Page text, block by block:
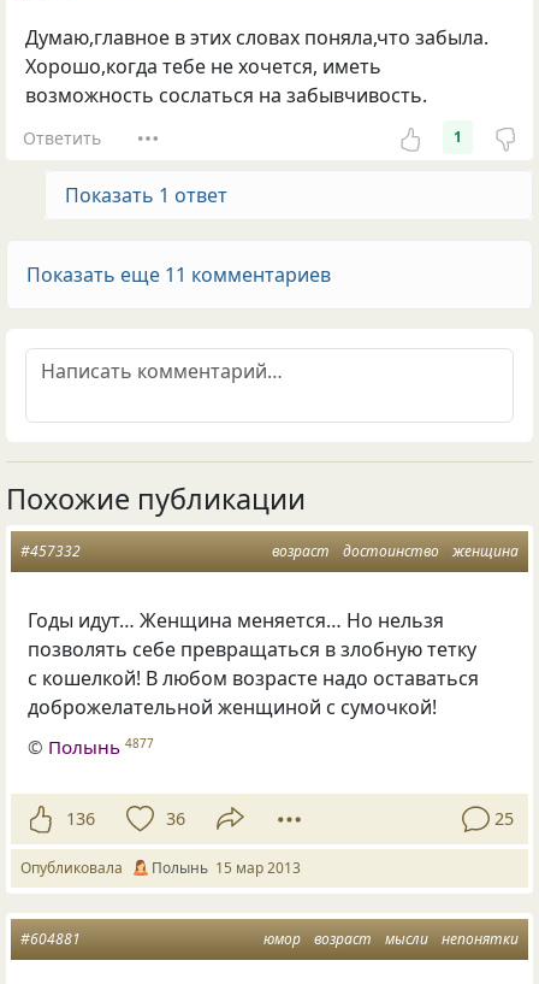
Думаю,главное в этих словах поняла,что забыла.
Хорошо,когда тебе не хочется, иметь
возможность сослаться на забывчивость.
Ответить 1
Показать 1 ответ
Показать еще 11 комментариев
Похожие публикации
возраст достоинство женщина
#457332
Годы идут… Женщина меняется… Но нельзя
позволять себе превращаться в злобную тетку
с кошелкой! В любом возрасте надо оставаться
доброжелательной женщиной с сумочкой!
© Полынь 4877
136 36 25
Опубликовала Полынь 15 мар 2013
юмор возраст мысли непонятки
#604881